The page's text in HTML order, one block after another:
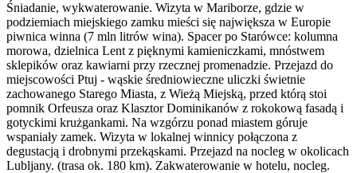
Śniadanie, wykwaterowanie. Wizyta w Mariborze, gdzie w
podziemiach miejskiego zamku mieści się największa w Europie
piwnica winna (7 mln litrów wina). Spacer po Starówce: kolumna
morowa, dzielnica Lent z pięknymi kamieniczkami, mnóstwem
sklepików oraz kawiarni przy rzecznej promenadzie. Przejazd do
miejscowości Ptuj - wąskie średniowieczne uliczki świetnie
zachowanego Starego Miasta, z Wieżą Miejską, przed którą stoi
pomnik Orfeusza oraz Klasztor Dominikanów z rokokową fasadą i
gotyckimi krużgankami. Na wzgórzu ponad miastem góruje
wspaniały zamek. Wizyta w lokalnej winnicy połączona z
degustacją i drobnymi przekąskami. Przejazd na nocleg w okolicach
Lubljany. (trasa ok. 180 km). Zakwaterowanie w hotelu, nocleg.